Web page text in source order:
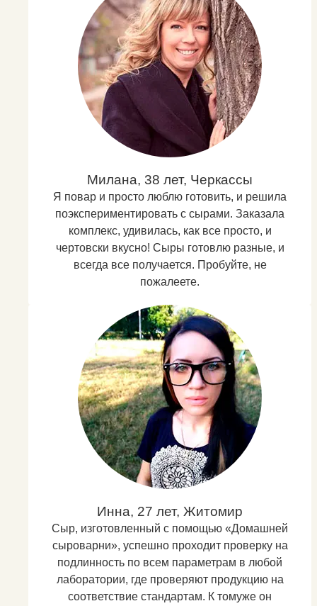
Милана, 38 лет, Черкассы
Я повар и просто люблю готовить, и решила
поэкспериментировать с сырами. Заказала
комплекс, удивилась, как все просто, и
чертовски вкусно! Сыры готовлю разные, и
всегда все получается. Пробуйте, не
пожалеете.
Инна, 27 лет, Житомир
Сыр, изготовленный с помощью «Домашней
сыроварни», успешно проходит проверку на
подлинность по всем параметрам в любой
лаборатории, где проверяют продукцию на
соответствие стандартам. К томуже он